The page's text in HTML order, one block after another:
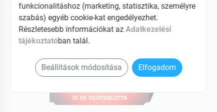
funkcionalitáshoz (marketing, statisztika, személyre
szabás) egyéb cookie-kat engedélyezhet.
Részletesebb információkat azAdatkezelési
tájékoztatóban talál.
Beállítások módosítása Elfogadom